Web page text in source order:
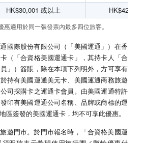
HK$30,001 或以上 HK$420
適用於同一張發票內最多四位旅客。
國際股份有限公司（「美國運通」）在香
（「合資格美國運通卡」，其持卡人「合
」）簽賬，除在本項下列明外，方可享有
持有美國運通美元卡、美國運通商務旅遊
司採購卡之運通卡會員。由美國運通特許
印有美國運通公司名稱、品牌或商標的運
區簽發的美國運通卡，均不可享此優惠。
遊門市。於門市報名時，「合資格美國運